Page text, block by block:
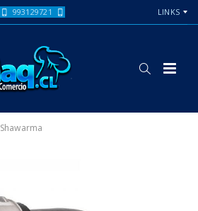
993129721 LINKS
Shawarma